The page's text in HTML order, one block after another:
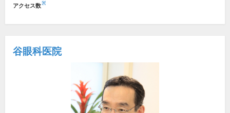
アクセス数※
谷眼科医院